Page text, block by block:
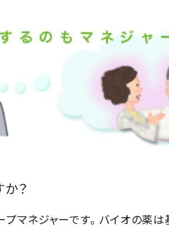
？
マネジャーです。 バイオの薬